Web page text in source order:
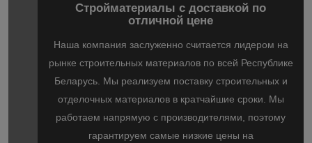
Стройматериалы с доставкой по
отличной цене
Наша компания заслуженно считается лидером на
рынке строительных материалов по всей Республике
Беларусь. Мы реализуем поставку строительных и
отделочных материалов в кратчайшие сроки. Мы
работаем напрямую с производителями, поэтому
гарантируем самые низкие цены на